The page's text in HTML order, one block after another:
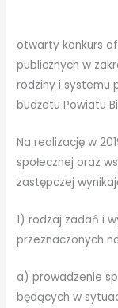
otwarty konkurs
publicznych w
rodziny i systemu
budżetu Powiatu
Na realizację w
społecznej oraz
zastępczej
1) rodzaj zadań i
przeznaczonych
a) prowadzenie
będących w